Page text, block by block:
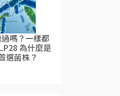
嗎？一樣都
為什麼是
選菌株？